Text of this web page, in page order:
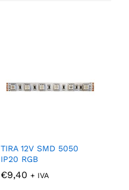
TIRA 12V SMD 5050
IP20 RGB
€9,40 + IVA
€9,40